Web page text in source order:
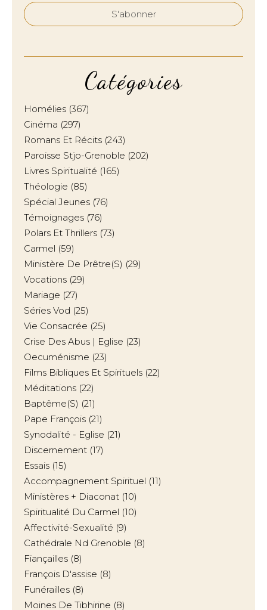
Catégories
Homélies (367)
Cinéma (297)
Romans Et Récits (243)
Paroisse Stjo-Grenoble (202)
Livres Spiritualité (165)
Théologie (85)
Spécial Jeunes (76)
Témoignages (76)
Polars Et Thrillers (73)
Carmel (59)
Ministère De Prêtre(s) (29)
Vocations (29)
Mariage (27)
Séries Vod (25)
Vie Consacrée (25)
Crise Des Abus | Eglise (23)
Oecuménisme (23)
Films Bibliques Et Spirituels (22)
Méditations (22)
Baptême(s) (21)
Pape François (21)
Synodalité - Eglise (21)
Discernement (17)
Essais (15)
Accompagnement Spirituel (11)
Ministères + Diaconat (10)
Spiritualité Du Carmel (10)
Affectivité-Sexualité (9)
Cathédrale Nd Grenoble (8)
Fiançailles (8)
François D'assise (8)
Funérailles (8)
Moines De Tibhirine (8)